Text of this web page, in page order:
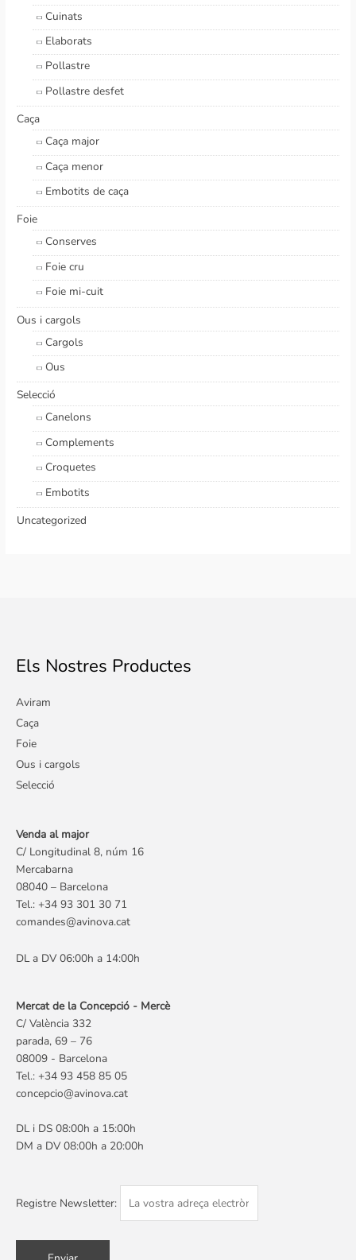
Cuinats
Elaborats
Pollastre
Pollastre desfet
Caça
Caça major
Caça menor
Embotits de caça
Foie
Conserves
Foie cru
Foie mi-cuit
Ous i cargols
Cargols
Ous
Selecció
Canelons
Complements
Croquetes
Embotits
Uncategorized
Els Nostres Productes
Aviram
Caça
Foie
Ous i cargols
Selecció
Venda al major
C/ Longitudinal 8, núm 16
Mercabarna
08040 – Barcelona
Tel.: +34 93 301 30 71
comandes@avinova.cat
DL a DV 06:00h a 14:00h
Mercat de la Concepció - Mercè
C/ València 332
parada, 69 – 76
08009 - Barcelona
Tel.: +34 93 458 85 05
concepcio@avinova.cat
DL i DS 08:00h a 15:00h
DM a DV 08:00h a 20:00h
Registre Newsletter: